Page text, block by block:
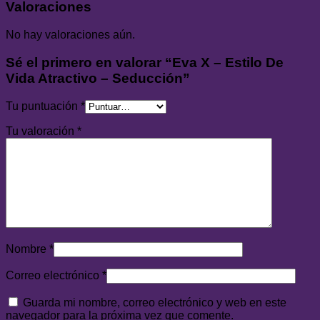
Valoraciones
No hay valoraciones aún.
Sé el primero en valorar “Eva X – Estilo De
Vida Atractivo – Seducción”
Tu puntuación *
Tu valoración *
Nombre *
Correo electrónico *
Guarda mi nombre, correo electrónico y web en este
navegador para la próxima vez que comente.